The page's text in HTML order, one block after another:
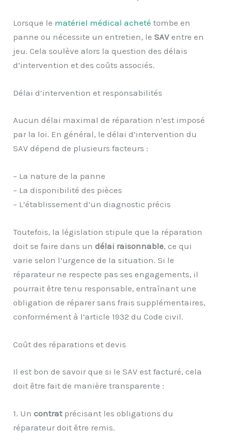
Lorsque le matériel médical acheté tombe en
panne ou nécessite un entretien, leSAV entre en
jeu. Cela soulève alors la question des délais
d’intervention et des coûts associés.
Délai d’intervention et responsabilités
Aucun délai maximal de réparation n’est imposé
par la loi. En général, le délai d’intervention du
SAV dépend de plusieurs facteurs :
– La nature de la panne
– La disponibilité des pièces
– L’établissement d’un diagnostic précis
Toutefois, la législation stipule que la réparation
doit se faire dans undélai raisonnable, ce qui
varie selon l’urgence de la situation. Si le
réparateur ne respecte pas ses engagements, il
pourrait être tenu responsable, entraînant une
obligation de réparer sans frais supplémentaires,
conformément à l’article 1932 du Code civil.
Coût des réparations et devis
Il est bon de savoir que si le SAV est facturé, cela
doit être fait de manière transparente :
1. Uncontratprécisant les obligations du
réparateur doit être remis.